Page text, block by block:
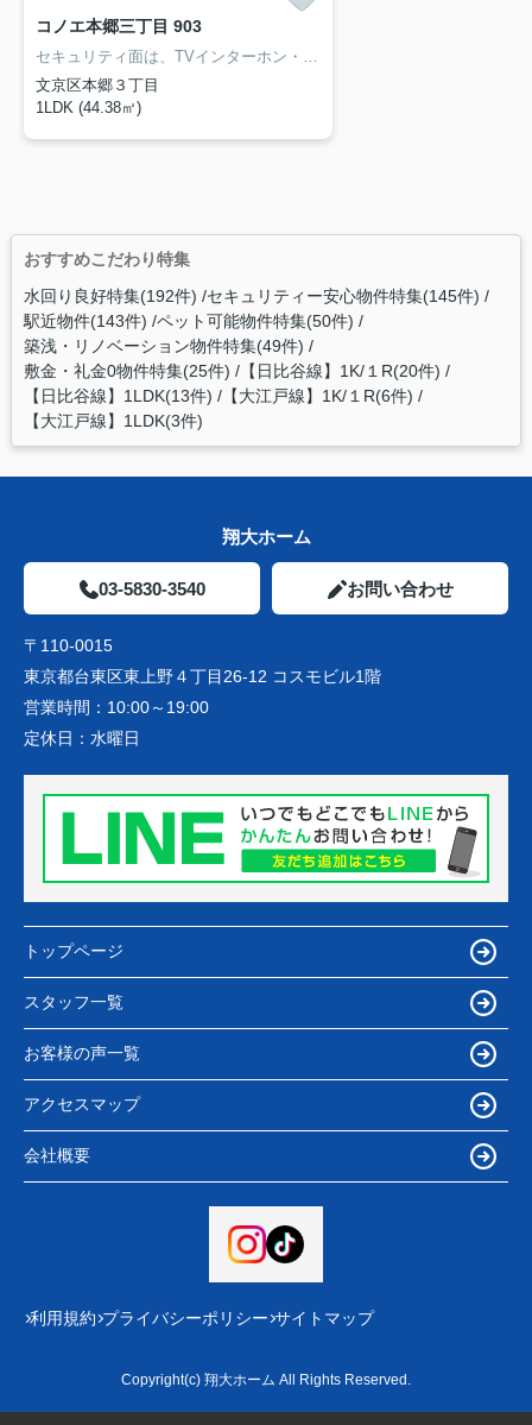
コノエ本郷三丁目 903
文京区本郷３丁目
1LDK (44.38㎡)
おすすめこだわり特集
水回り良好特集(192件) セキュリティー安心物件特集(145件)
駅近物件(143件) ペット可能物件特集(50件)
築浅・リノベーション物件特集(49件)
敷金・礼金0物件特集(25件) 【日比谷線】1K/１R(20件)
【日比谷線】1LDK(13件) 【大江戸線】1K/１R(6件)
【大江戸線】1LDK(3件)
翔大ホーム
03-5830-3540 お問い合わせ
〒110-0015
東京都台東区東上野４丁目26-12 コスモビル1階
営業時間： 10:00～19:00
定休日： 水曜日
トップページ
スタッフ一覧
お客様の声一覧
アクセスマップ
会社概要
利用規約 プライバシーポリシー サイトマップ
Copyright(c) 翔大ホーム All Rights Reserved.